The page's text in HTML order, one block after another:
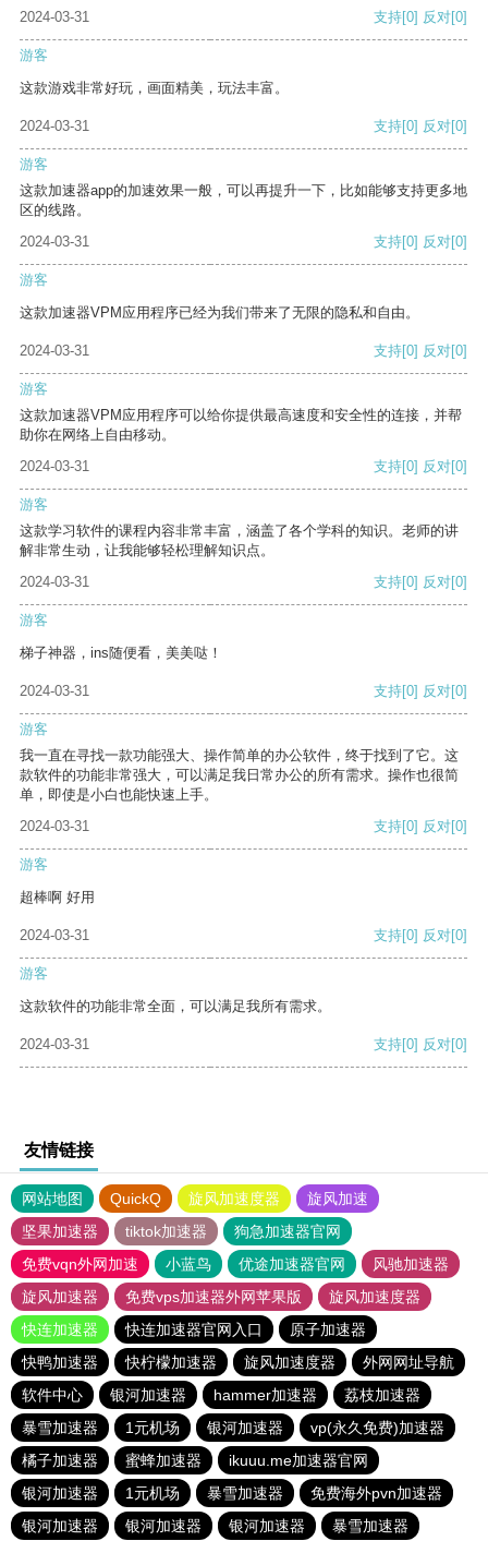
2024-03-31 支持[0] 反对[0]
游客
这款游戏非常好玩，画面精美，玩法丰富。
2024-03-31 支持[0] 反对[0]
游客
这款加速器app的加速效果一般，可以再提升一下，比如能够支持更多地
区的线路。
2024-03-31
支持[0] 反对[0]
游客
这款加速器VPM应用程序已经为我们带来了无限的隐私和自由。
2024-03-31 支持[0] 反对[0]
游客
这款加速器VPM应用程序可以给你提供最高速度和安全性的连接，并帮
助你在网络上自由移动。
2024-03-31
支持[0] 反对[0]
游客
这款学习软件的课程内容非常丰富，涵盖了各个学科的知识。老师的讲
解非常生动，让我能够轻松理解知识点。
2024-03-31
支持[0] 反对[0]
游客
梯子神器，ins随便看，美美哒！
2024-03-31 支持[0] 反对[0]
游客
我一直在寻找一款功能强大、操作简单的办公软件，终于找到了它。这
款软件的功能非常强大，可以满足我日常办公的所有需求。操作也很简
单，即使是小白也能快速上手。
2024-03-31
支持[0] 反对[0]
游客
超棒啊 好用
2024-03-31 支持[0] 反对[0]
游客
这款软件的功能非常全面，可以满足我所有需求。
2024-03-31 支持[0] 反对[0]
友情链接
网站地图 QuickQ 旋风加速度器
旋风加速
坚果加速器
tiktok加速器
狗急加速器官网
免费vqn外网加速
小蓝鸟 优途加速器官网
风驰加速器
旋风加速器
免费vps加速器外网苹果版
旋风加速度器
快连加速器
快连加速器官网入口
原子加速器
快鸭加速器
快柠檬加速器 旋风加速度器
外网网址导航
软件中心
银河加速器 hammer加速器
荔枝加速器
暴雪加速器
1元机场 银河加速器
vp(永久免费)加速器
橘子加速器
蜜蜂加速器
ikuuu.me加速器官网
银河加速器
1元机场 暴雪加速器
免费海外pvn加速器
银河加速器
银河加速器 银河加速器 暴雪加速器